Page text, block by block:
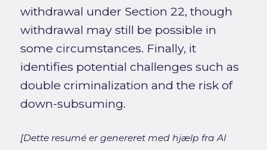
withdrawal under Section 22, though
withdrawal may still be possible in
some circumstances. Finally, it
identifies potential challenges such as
double criminalization and the risk of
down-subsuming.
[Dette resumé er genereret med hjælp fra AI